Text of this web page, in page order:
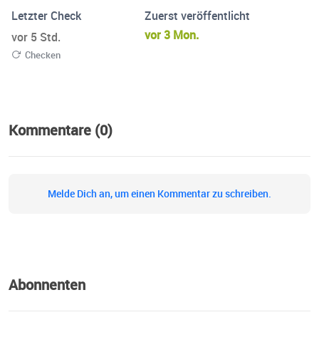
beurteile neue Forschungsergebnisse anhand meiner
eigenen Psychose-Erfahrung. Hier gibts keine Basics,
sondern Deep Dive!
Letzter Check
vor 5 Std.
Checken
Zuerst veröffentlicht
vor 3 Mon.
Kommentare (0)
Melde Dich an, um einen Kommentar zu schreiben.
Abonnenten